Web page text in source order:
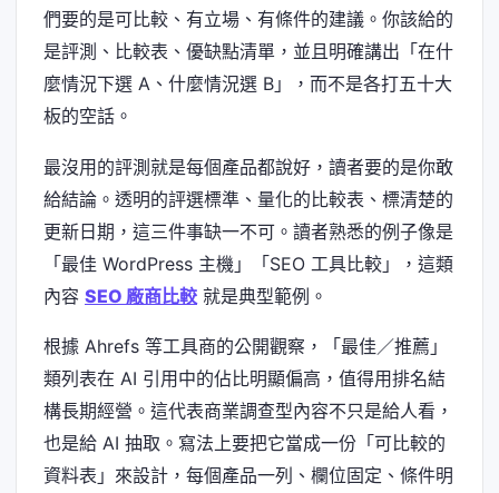
們要的是可比較、有立場、有條件的建議。你該給的
是評測、比較表、優缺點清單，並且明確講出「在什
麼情況下選 A、什麼情況選 B」，而不是各打五十大
板的空話。
最沒用的評測就是每個產品都說好，讀者要的是你敢
給結論。透明的評選標準、量化的比較表、標清楚的
更新日期，這三件事缺一不可。讀者熟悉的例子像是
「最佳 WordPress 主機」「SEO 工具比較」，這類
內容 SEO 廠商比較 就是典型範例。
根據 Ahrefs 等工具商的公開觀察，「最佳／推薦」
類列表在 AI 引用中的佔比明顯偏高，值得用排名結
構長期經營。這代表商業調查型內容不只是給人看，
也是給 AI 抽取。寫法上要把它當成一份「可比較的
資料表」來設計，每個產品一列、欄位固定、條件明